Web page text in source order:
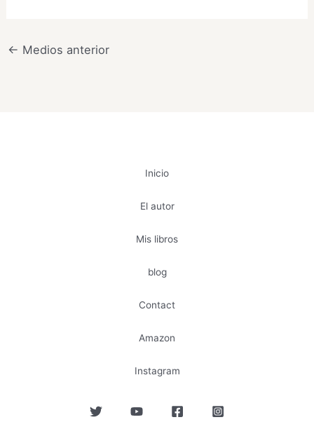
← Medios anterior
Inicio
El autor
Mis libros
blog
Contact
Amazon
Instagram